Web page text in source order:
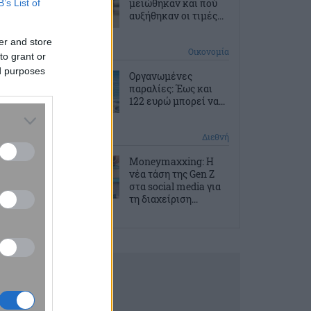
List of
and store
grant or
purposes
μειώθηκαν και πού
αυξήθηκαν οι τιμές...
Οικονομία
Οργανωμένες
παραλίες: Έως και
122 ευρώ μπορεί να...
Διεθνή
Moneymaxxing: Η
νέα τάση της Gen Z
στα social media για
τη διαχείριση...